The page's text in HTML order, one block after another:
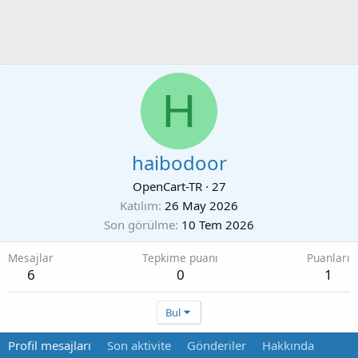
H
haibodoor
OpenCart-TR · 27
Katılım 26 May 2026
Son görülme 10 Tem 2026
Mesajlar
6
Tepkime puanı
0
Puanları
1
Bul
Profil mesajları Son aktivite Gönderiler Hakkında